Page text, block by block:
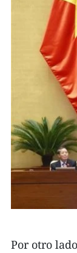
Por otro